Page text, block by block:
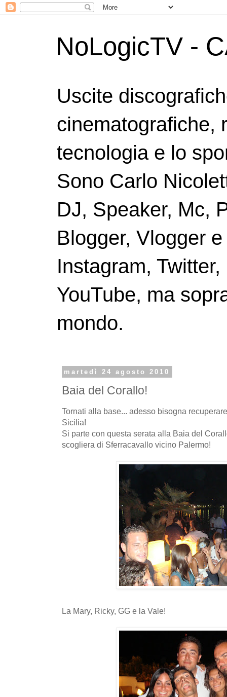
NoLogicTV -
Uscite
cinematografiche,
tecnologia e lo
Sono Carlo
DJ, Speaker, Mc,
Blogger, Vlogger
Instagram,
YouTube, ma
mondo.
martedì 24 agosto 2010
Baia del Corallo!
Tornati alla base... adesso bisogna
Sicilia!
Si parte con questa serata alla Baia del
scogliera di Sferracavallo vicino Palermo!
La Mary, Ricky, GG e la Vale!